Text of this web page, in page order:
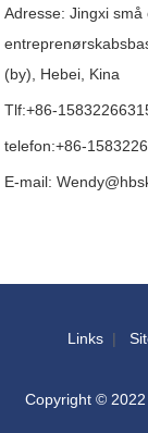
Adresse: Jingxi
(by), Hebei, Kina
Tlf:+86-
telefon:+86-
E-mail:
Links |
Copyright ©